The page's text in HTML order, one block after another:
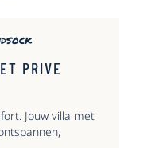
PRIVE
Jouw villa met